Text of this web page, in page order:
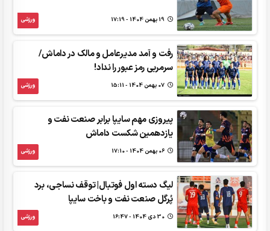
ورزشی
رفت و آمد مدیرعامل و مالک در داماش/
سرمربی رمز عبور را نداد!
ورزشی
پیروزی مهم سایپا برابر صنعت نفت و
یازدهمین شکست داماش
ورزشی
لیگ دسته اول فوتبال| توقف نساجی، برد
پُرگل صنعت نفت و باخت سایپا
ورزشی